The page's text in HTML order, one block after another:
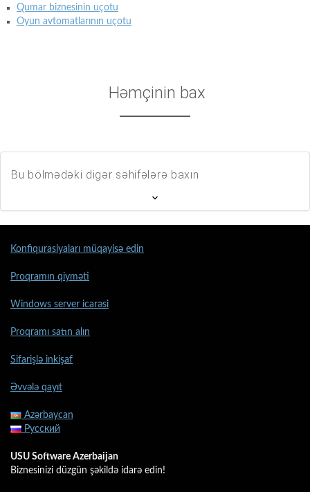
Qumar biznesinin uçotu
Oyun avtomatlarının uçotu
Həmçinin bax
Bu bölmədəki digər səhifələrə baxın
Konfiqurasiyaları müqayisə edin
Proqramın qiyməti
Windows server icarəsi
Proqramı satın alın
Sifarişlə inkişaf
Əvvələ qayıt
Azərbaycan
Русский
USU Software Azerbaijan
Biznesinizi düzgün şəkildə idarə edin!